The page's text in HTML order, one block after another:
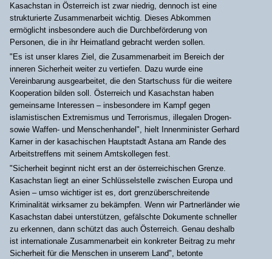
Kasachstan in Österreich ist zwar niedrig, dennoch ist eine
strukturierte Zusammenarbeit wichtig. Dieses Abkommen
ermöglicht insbesondere auch die Durchbeförderung von
Personen, die in ihr Heimatland gebracht werden sollen.
"Es ist unser klares Ziel, die Zusammenarbeit im Bereich der
inneren Sicherheit weiter zu vertiefen. Dazu wurde eine
Vereinbarung ausgearbeitet, die den Startschuss für die weitere
Kooperation bilden soll. Österreich und Kasachstan haben
gemeinsame Interessen – insbesondere im Kampf gegen
islamistischen Extremismus und Terrorismus, illegalen Drogen-
sowie Waffen- und Menschenhandel", hielt Innenminister Gerhard
Karner in der kasachischen Hauptstadt Astana am Rande des
Arbeitstreffens mit seinem Amtskollegen fest.
"Sicherheit beginnt nicht erst an der österreichischen Grenze.
Kasachstan liegt an einer Schlüsselstelle zwischen Europa und
Asien – umso wichtiger ist es, dort grenzüberschreitende
Kriminalität wirksamer zu bekämpfen. Wenn wir Partnerländer wie
Kasachstan dabei unterstützen, gefälschte Dokumente schneller
zu erkennen, dann schützt das auch Österreich. Genau deshalb
ist internationale Zusammenarbeit ein konkreter Beitrag zu mehr
Sicherheit für die Menschen in unserem Land", betonte